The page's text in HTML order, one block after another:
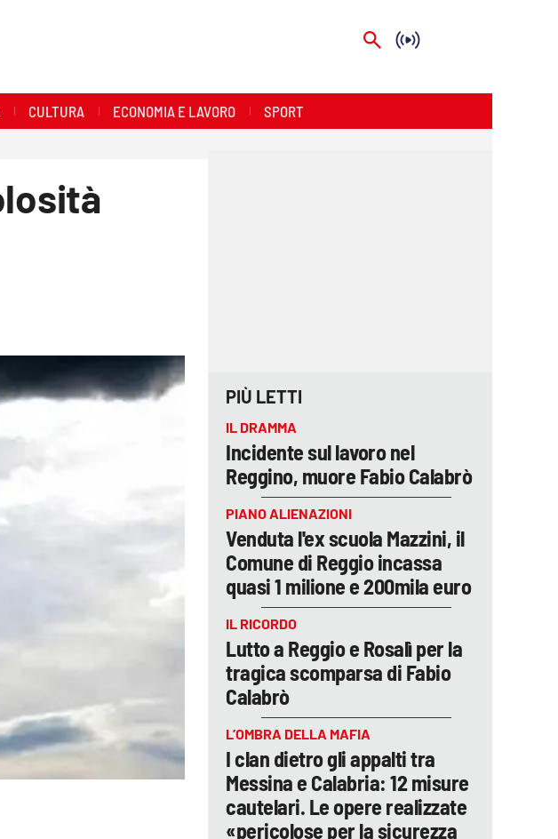
CULTURA ECONOMIA E LAVORO SPORT
PIÙ LETTI
IL DRAMMA
Incidente sul lavoro nel
Reggino, muore Fabio Calabrò
PIANO ALIENAZIONI
Venduta l'ex scuola Mazzini, il
Comune di Reggio incassa
quasi 1 milione e 200mila euro
IL RICORDO
Lutto a Reggio e Rosalì per la
tragica scomparsa di Fabio
Calabrò
L’OMBRA DELLA MAFIA
I clan dietro gli appalti tra
Messina e Calabria: 12 misure
cautelari. Le opere realizzate
«pericolose per la sicurezza